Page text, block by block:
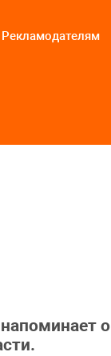
Рекламодателям
о